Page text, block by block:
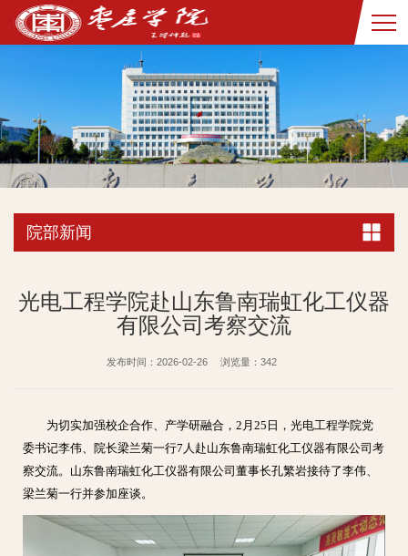
院部新闻
光电工程学院赴山东鲁南瑞虹化工仪器
有限公司考察交流
发布时间：2026-02-26 浏览量： 342
为切实加强校企合作、产学研融合，2月25日，光电工程学院党
委书记李伟、院长梁兰菊一行7人赴山东鲁南瑞虹化工仪器有限公司考
察交流。山东鲁南瑞虹化工仪器有限公司董事长孔繁岩接待了李伟、
梁兰菊一行并参加座谈。